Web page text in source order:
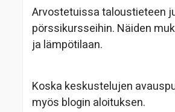
Arvostetuissa taloustieteen
pörssikursseihin. Näiden
ja lämpötilaan.
Koska keskustelujen
myös blogin aloituksen.